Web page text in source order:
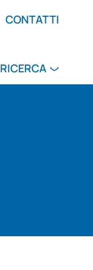
CONTATTI
RICERCA